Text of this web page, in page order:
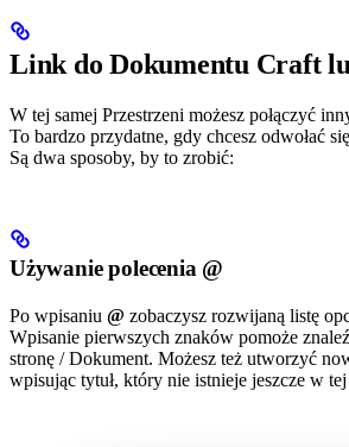
Link do Dokumentu Craft
W tej samej Przestrzeni możesz połączyć
To bardzo przydatne, gdy chcesz odwołać
Są dwa sposoby, by to zrobić:
Używanie polecenia @
Po wpisaniu @ zobaczysz rozwijaną listę
Wpisanie pierwszych znaków pomoże
stronę / Dokument. Możesz też utworzyć
wpisując tytuł, który nie istnieje jeszcze w tej